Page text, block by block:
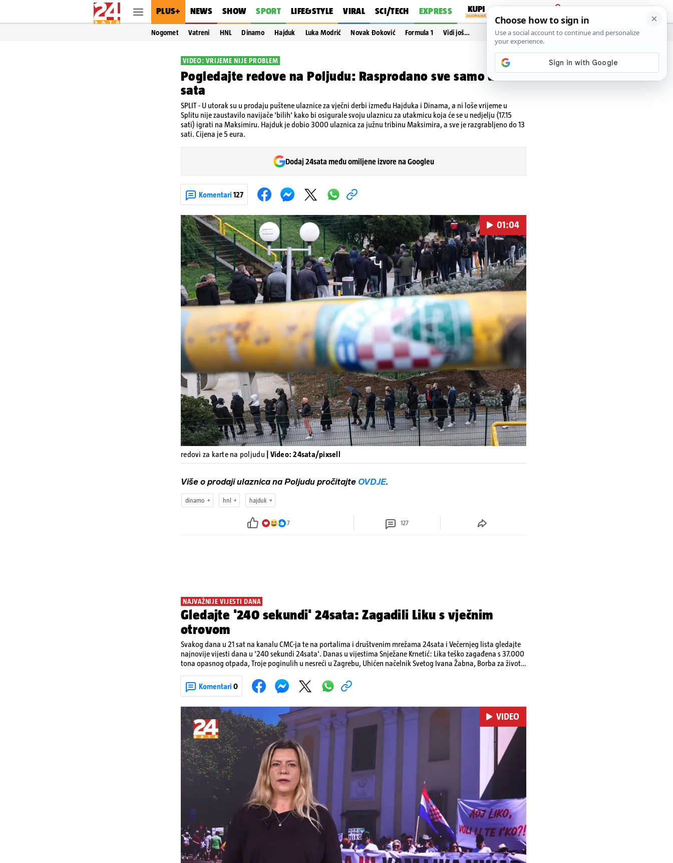
PLUS+ NEWS SHOW SPORT LIFE&STYLE VIRAL SCI/TECH EXPRESS
PRIJAVA
Nogomet Vatreni HNL Dinamo Hajduk Luka Modrić Novak Đoković Formula 1 Vidi još…
VIDEO: VRIJEME NIJE PROBLEM
Pogledajte redove na Poljudu: Rasprodano sve samo u tri
sata
SPLIT - U utorak su u prodaju puštene ulaznice za vječni derbi između Hajduka i Dinama, a ni loše vrijeme u
Splitu nije zaustavilo navijače 'bilih' kako bi osigurale svoju ulaznicu za utakmicu koja će se u nedjelju (17.15
sati) igrati na Maksimiru. Hajduk je dobio 3000 ulaznica za južnu tribinu Maksimira, a sve je razgrabljeno do 13
sati. Cijena je 5 eura.
Dodaj 24sata među omiljene izvore na Googleu
Komentari 127
Pokretanje videa...
01:04
redovi za karte na poljudu | Video: 24sata/pixsell
Više o prodaji ulaznica na Poljudu pročitajte OVDJE.
dinamo hnl hajduk
7 127
NAJVAŽNIJE VIJESTI DANA
Gledajte '240 sekundi' 24sata: Zagadili Liku s vječnim
otrovom
Svakog dana u 21 sat na kanalu CMC-ja te na portalima i društvenim mrežama 24sata i Večernjeg lista gledajte
najnovije vijesti dana u '240 sekundi 24sata'. Danas u vijestima Snježane Krnetić: Lika teško zagađena s 37.000
tona opasnog otpada, Troje poginulih u nesreći u Zagrebu, Uhićen načelnik Svetog Ivana Žabna, Borba za život
Komentari 0
Pokretanje videa...
VIDEO